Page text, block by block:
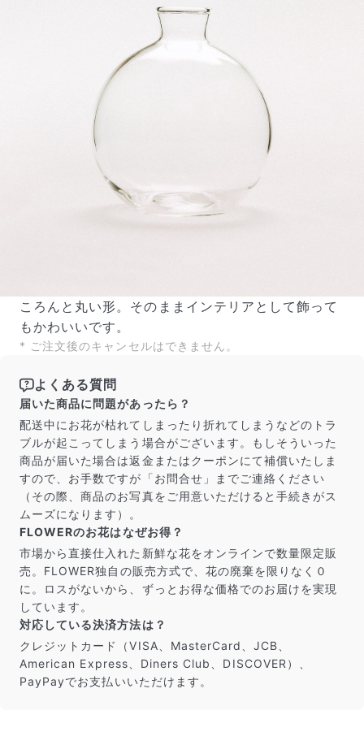
Q. 配送日時は指定できますか？
お花をベストなタイミングで発送しているため、お届け日の
指定はできません。受け取り時間帯は、発送後にクロネコヤ
マトのアプリから変更可能です。
Q. 注文後にキャンセルできますか？
ご注文後一定時間内であればキャンセル可能です。
ころんと丸い形。そのままインテリアとして飾って
もかわいいです。
* ご注文後のキャンセルはできません。
よくある質問
届いた商品に問題があったら？
配送中にお花が枯れてしまったり折れてしまうなどのトラ
ブルが起こってしまう場合がございます。もしそういった
商品が届いた場合は返金またはクーポンにて補償いたしま
すので、お手数ですが「お問合せ」までご連絡ください
（その際、商品のお写真をご用意いただけると手続きがス
ムーズになります）。
FLOWERのお花はなぜお得？
市場から直接仕入れた新鮮な花をオンラインで数量限定販
売。FLOWER独自の販売方式で、花の廃棄を限りなく０
に。ロスがないから、ずっとお得な価格でのお届けを実現
しています。
対応している決済方法は？
クレジットカード（VISA、MasterCard、JCB、
American Express、Diners Club、DISCOVER）、
PayPayでお支払いいただけます。